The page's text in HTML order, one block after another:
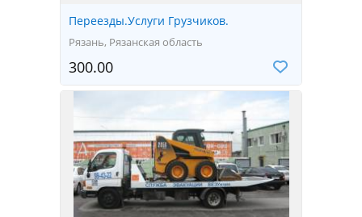
Переезды.Услуги Грузчиков.
Рязань, Рязанская область
300.00